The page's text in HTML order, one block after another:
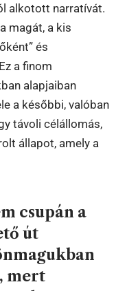
alkotott narratívát.
magát, a kis
és
a finom
alapjaiban
a későbbi, valóban
távoli célállomás,
állapot, amely a
csupán a
út
mert